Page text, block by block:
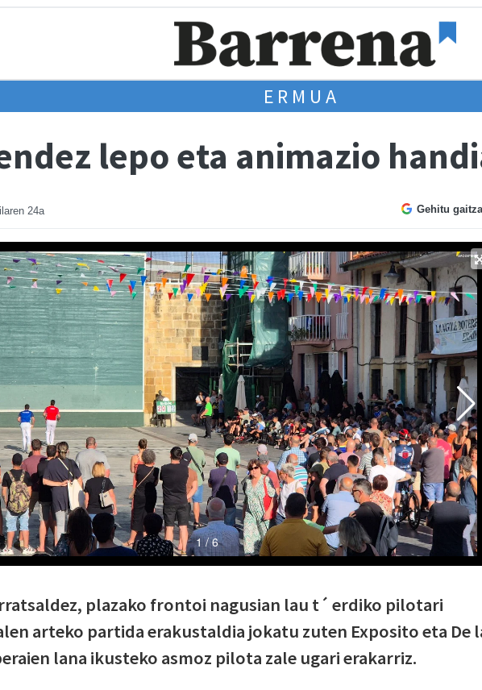
ERMUA
lepo eta animazio
24a Gehitu
plazako frontoi nagusian lau t´ erdiko pilotari
arteko partida erakustaldia jokatu zuten Exposito eta De
lana ikusteko asmoz pilota zale ugari erakarriz.